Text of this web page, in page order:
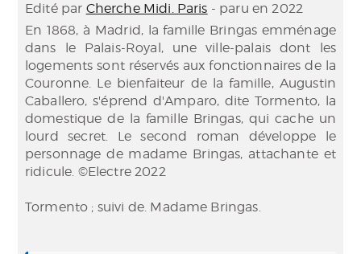
Edité par Cherche Midi. Paris - paru en 2022
En 1868, à Madrid, la famille Bringas emménage
dans le Palais-Royal, une ville-palais dont les
logements sont réservés aux fonctionnaires de la
Couronne. Le bienfaiteur de la famille, Augustin
Caballero, s'éprend d'Amparo, dite Tormento, la
domestique de la famille Bringas, qui cache un
lourd secret. Le second roman développe le
personnage de madame Bringas, attachante et
ridicule. ©Electre 2022
Tormento ; suivi de. Madame Bringas.